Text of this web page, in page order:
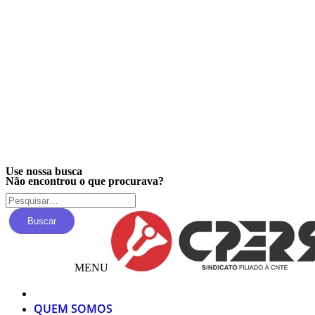
Não encontrou o que procurava?
Use nossa busca
Buscar
MENU
QUEM SOMOS